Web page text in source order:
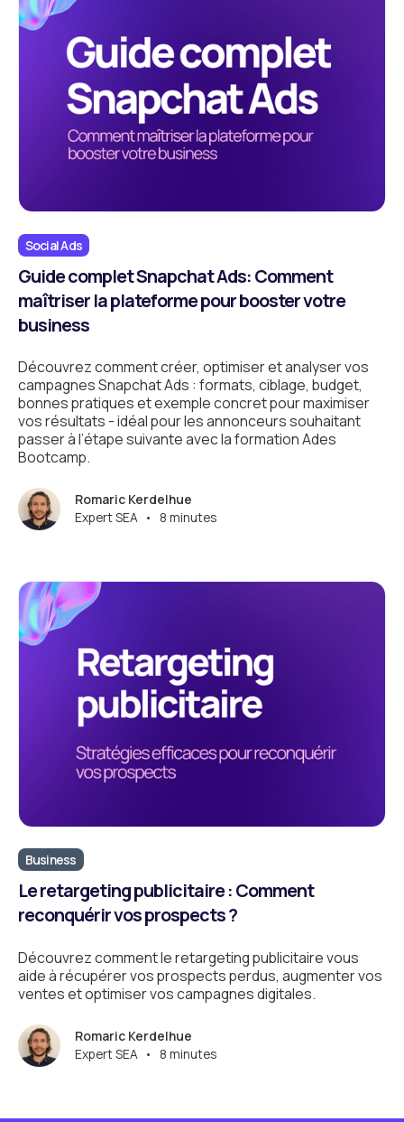
Social Ads
Guide complet Snapchat Ads: Comment
maîtriser la plateforme pour booster votre
business
Découvrez comment créer, optimiser et analyser vos
campagnes Snapchat Ads : formats, ciblage, budget,
bonnes pratiques et exemple concret pour maximiser
vos résultats - idéal pour les annonceurs souhaitant
passer à l’étape suivante avec la formation Ades
Bootcamp.
Romaric Kerdelhue
Expert SEA • 8 minutes
Business
Le retargeting publicitaire : Comment
reconquérir vos prospects ?
Découvrez comment le retargeting publicitaire vous
aide à récupérer vos prospects perdus, augmenter vos
ventes et optimiser vos campagnes digitales.
Romaric Kerdelhue
Expert SEA • 8 minutes